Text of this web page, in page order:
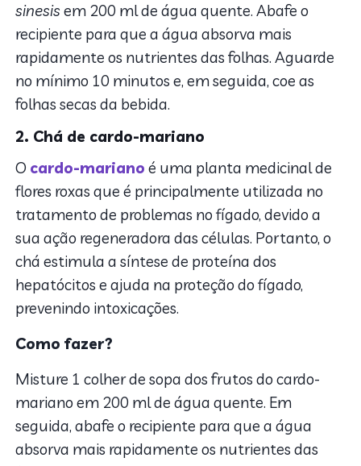
sinesis em 200 ml de água quente. Abafe o
recipiente para que a água absorva mais
rapidamente os nutrientes das folhas. Aguarde
no mínimo 10 minutos e, em seguida, coe as
folhas secas da bebida.
2. Chá de cardo-mariano
O cardo-mariano é uma planta medicinal de
flores roxas que é principalmente utilizada no
tratamento de problemas no fígado, devido a
sua ação regeneradora das células. Portanto, o
chá estimula a síntese de proteína dos
hepatócitos e ajuda na proteção do fígado,
prevenindo intoxicações.
Como fazer?
Misture 1 colher de sopa dos frutos do cardo-
mariano em 200 ml de água quente. Em
seguida, abafe o recipiente para que a água
absorva mais rapidamente os nutrientes das